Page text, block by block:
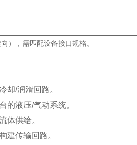
），需匹配设备接口规格。
却/润滑回路。
的液压/气动系统。
体供给。
建传输回路。